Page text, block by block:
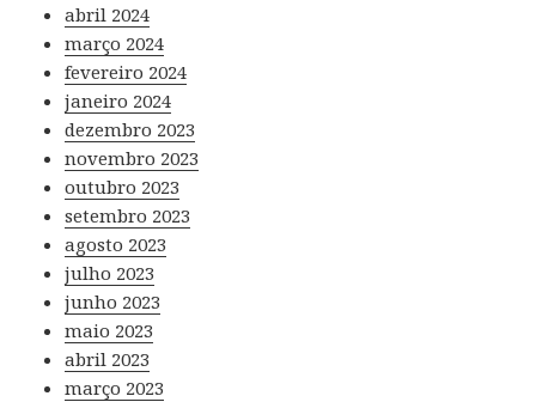
abril 2024
março 2024
fevereiro 2024
janeiro 2024
dezembro 2023
novembro 2023
outubro 2023
setembro 2023
agosto 2023
julho 2023
junho 2023
maio 2023
abril 2023
março 2023